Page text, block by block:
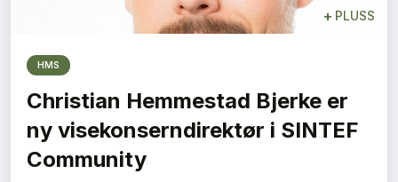
+ PLUSS
HMS
Christian Hemmestad Bjerke er
ny visekonserndirektør i SINTEF
Community